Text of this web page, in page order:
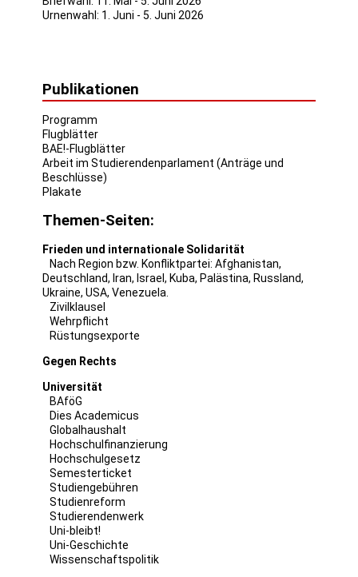
Urnenwahl: 1. Juni - 5. Juni 2026
Publikationen
Programm
Flugblätter
BAE!-Flugblätter
Arbeit im Studierendenparlament (Anträge und
Beschlüsse)
Plakate
Themen-Seiten:
Frieden und internationale Solidarität
Nach Region bzw. Konfliktpartei: Afghanistan,
Deutschland, Iran, Israel , Kuba, Palästina, Russland,
Ukraine, USA, Venezuela
Zivilklausel
Wehrpflicht
Rüstungsexporte
Gegen Rechts
Universität
BAföG
Dies Academicus
Globalhaushalt
Hochschulfinanzierung
Hochschulgesetz
Semesterticket
Studiengebühren
Studienreform
Studierendenwerk
Uni-bleibt!
Uni-Geschichte
Wissenschaftspolitik